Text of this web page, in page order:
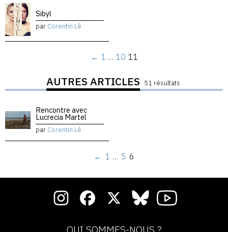
Sibyl
par Corentin Lê
← 1 … 10 11
AUTRES ARTICLES 51 résultats
Rencontre avec
Lucrecia Martel
par Corentin Lê
← 1 … 5 6
QUI SOMMES-NOUS ?